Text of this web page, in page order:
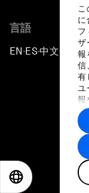
に
フ
ザ
報
信
有
ユ
報
ト
す
言語
EN ▪ES▪中文▪ 日本
プラ
©